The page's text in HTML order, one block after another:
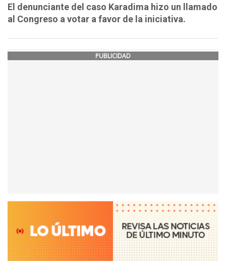
El denunciante del caso Karadima hizo un llamado
al Congreso a votar a favor de la iniciativa.
PUBLICIDAD